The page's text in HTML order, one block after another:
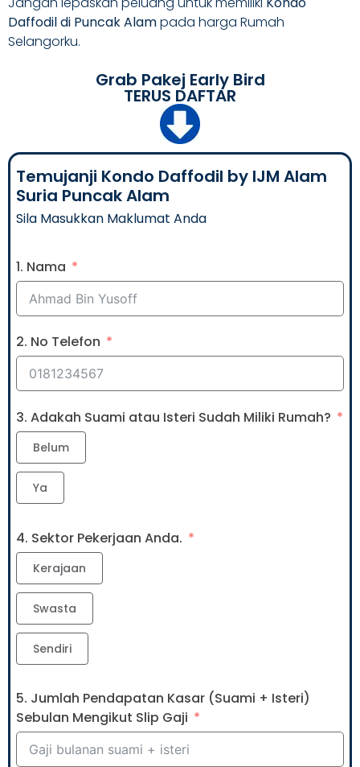
Daffodil di Puncak Alampada harga Rumah
Selangorku.
Grab Pakej Early Bird
TERUS DAFTAR
Temujanji Kondo Daffodil by IJM Alam
Suria Puncak Alam
Sila Masukkan Maklumat Anda
1. Nama
2. No Telefon
3. Adakah Suami atau Isteri Sudah Miliki Rumah?
Belum
Ya
4. Sektor Pekerjaan Anda.
Kerajaan
Swasta
Sendiri
5. Jumlah Pendapatan Kasar (Suami + Isteri)
Sebulan Mengikut Slip Gaji